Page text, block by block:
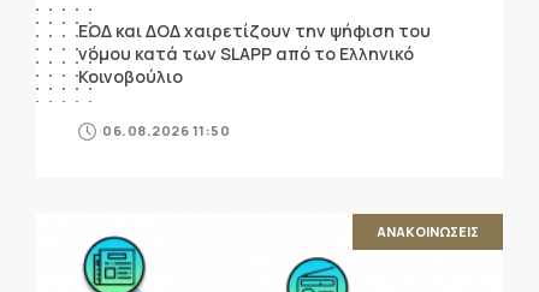
ΕΟΔ και ΔΟΔ χαιρετίζουν την ψήφιση του
νόμου κατά των SLAPP από το Ελληνικό
Κοινοβούλιο
06.08.2026 11:50
ΑΝΑΚΟΙΝΩΣΕΙΣ